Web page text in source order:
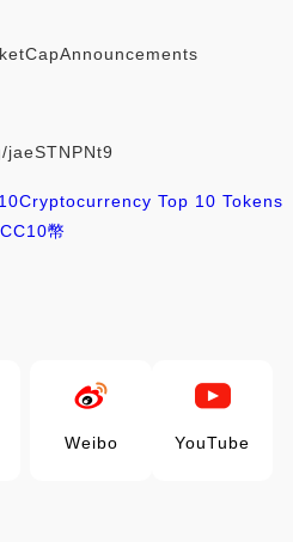
Cryptocurrency Top 10 Tokens
CC10幣
Weibo YouTube